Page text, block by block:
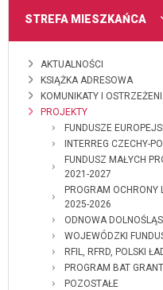
MENU
STREFA MIESZKAŃCA
AKTUALNOŚCI
KSIĄŻKA ADRESOWA
KOMUNIKATY I
PROJEKTY
FUNDUSZE
INTERREG CZECHY-
FUNDUSZ MAŁYCH
2021-2027
PROGRAM OCHRONY
2025-2026
ODNOWA
WOJEWÓDZKI
RFIL, RFRD, POLSKI
PROGRAM BAT
POZOSTAŁE